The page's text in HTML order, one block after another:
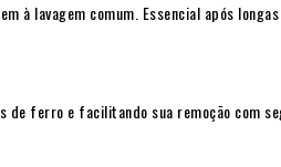
à lavagem comum. Essencial após
ferro e facilitando sua remoção com